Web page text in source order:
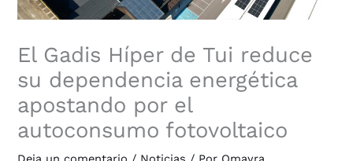
El Gadis Híper de Tui reduce
su dependencia energética
apostando por el
autoconsumo fotovoltaico